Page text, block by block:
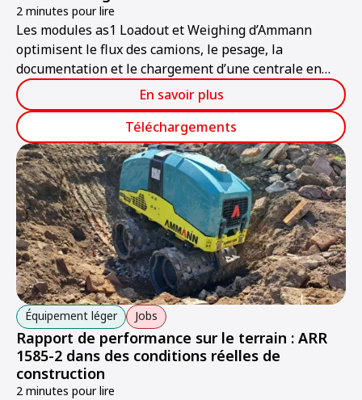
2 minutes pour lire
Les modules as1 Loadout et Weighing d’Ammann
optimisent le flux des camions, le pesage, la
documentation et le chargement d’une centrale en
Suisse.
En savoir plus
Téléchargements
Équipement léger Jobs
Rapport de performance sur le terrain : ARR
1585-2 dans des conditions réelles de
construction
2 minutes pour lire